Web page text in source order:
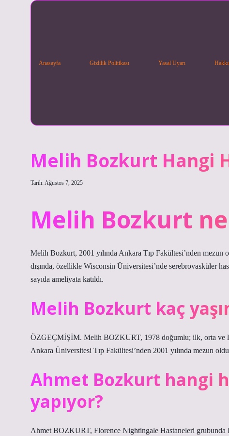
Anasayfa Gizlilik Politikası Yasal Uyarı
Melih Bozkurt Hangi
Tarih: Ağustos 7, 2025
Melih Bozkurt
Melih Bozkurt, 2001 yılında Ankara Tıp Fakültesi’nden mezun
dışında, özellikle Wisconsin Üniversitesi’nde serebrovasküler
sayıda ameliyata katıldı.
Melih Bozkurt kaç
ÖZGEÇMİŞİM. Melih BOZKURT, 1978 doğumlu; ilk, orta ve
Ankara Üniversitesi Tıp Fakültesi’nden 2001 yılında mezun
Ahmet Bozkurt hangi
yapıyor?
Ahmet BOZKURT, Florence Nightingale Hastaneleri grubunda